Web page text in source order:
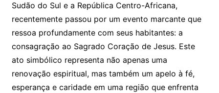
Sudão do Sul e a República Centro-Africana,
recentemente passou por um evento marcante que
ressoa profundamente com seus habitantes: a
consagração ao Sagrado Coração de Jesus. Este
ato simbólico representa não apenas uma
renovação espiritual, mas também um apelo à fé,
esperança e caridade em uma região que enfrenta